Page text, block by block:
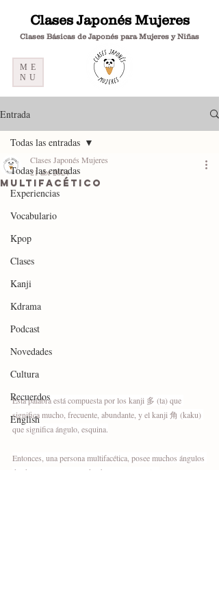
Clases Básicas de Japonés para Mujeres y Niñas
Clases Japonés Mujeres
ME
NU
Entrada
Todas las entradas
Experiencias
Vocabulario
Kpop
Clases
Kanji
Kdrama
Podcast
Novedades
Cultura
Recuerdos
English
Todas las entradas
Multifacético
Clases Japonés Mujeres
21 abr 2024
Esta palabra está compuesta por los kanji 多 (ta) que
significa mucho, frecuente, abundante, y el kanji 角 (kaku)
que significa ángulo, esquina.
Entonces, una persona multifacética, posee muchos ángulos
desde los cuales se puede observar y apreciar.